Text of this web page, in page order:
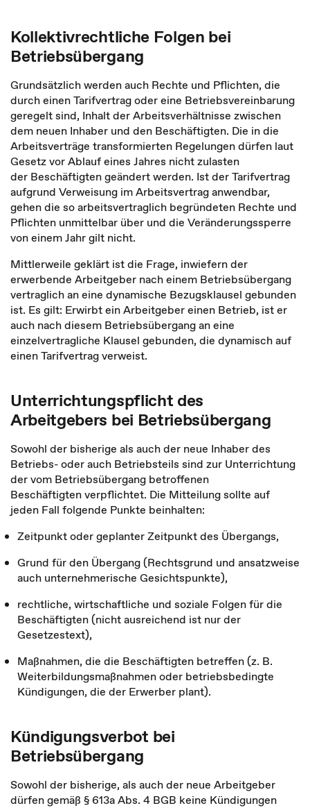
Kollektivrechtliche Folgen bei
Betriebsübergang
Grundsätzlich werden auch Rechte und Pflichten, die
durch einen Tarifvertrag oder eine Betriebsvereinbarung
geregelt sind, Inhalt der Arbeitsverhältnisse zwischen
dem neuen Inhaber und den Beschäftigten. Die in die
Arbeitsverträge transformierten Regelungen dürfen laut
Gesetz vor Ablauf eines Jahres nicht zulasten
der Beschäftigten geändert werden. Ist der Tarifvertrag
aufgrund Verweisung im Arbeitsvertrag anwendbar,
gehen die so arbeitsvertraglich begründeten Rechte und
Pflichten unmittelbar über und die Veränderungssperre
von einem Jahr gilt nicht.
Mittlerweile geklärt ist die Frage, inwiefern der
erwerbende Arbeitgeber nach einem Betriebsübergang
vertraglich an eine dynamische Bezugsklausel gebunden
ist. Es gilt: Erwirbt ein Arbeitgeber einen Betrieb, ist er
auch nach diesem Betriebsübergang an eine
einzelvertragliche Klausel gebunden, die dynamisch auf
einen Tarifvertrag verweist.
Unterrichtungspflicht des
Arbeitgebers bei Betriebsübergang
Sowohl der bisherige als auch der neue Inhaber des
Betriebs- oder auch Betriebsteils sind zur Unterrichtung
der vom Betriebsübergang betroffenen
Beschäftigten verpflichtet. Die Mitteilung sollte auf
jeden Fall folgende Punkte beinhalten:
Zeitpunkt oder geplanter Zeitpunkt des Übergangs,
Grund für den Übergang (Rechtsgrund und ansatzweise
auch unternehmerische Gesichtspunkte),
rechtliche, wirtschaftliche und soziale Folgen für die
Beschäftigten (nicht ausreichend ist nur der
Gesetzestext),
Maßnahmen, die die Beschäftigten betreffen (z. B.
Weiterbildungsmaßnahmen oder betriebsbedingte
Kündigungen, die der Erwerber plant).
Kündigungsverbot bei
Betriebsübergang
Sowohl der bisherige, als auch der neue Arbeitgeber
dürfen gemäß § 613a Abs. 4 BGB keine Kündigungen